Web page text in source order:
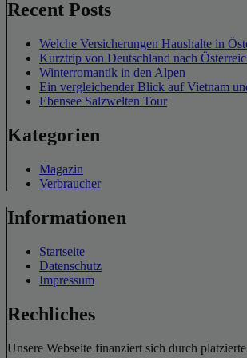
Recent Posts
Welche Versicherungen Haushalte in
Kurztrip von Deutschland nach
Winterromantik in den Alpen
Ein vergleichender Blick auf Vietnam
Ebensee Salzwelten Tour
Kategorien
Magazin
Verbraucher
Informationen
Startseite
Datenschutz
Impressum
Rechliches
Unsere Webseite finanziert sich durch